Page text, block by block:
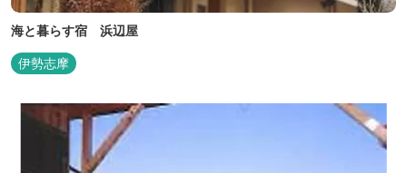
海と暮らす宿 浜辺屋
伊勢志摩